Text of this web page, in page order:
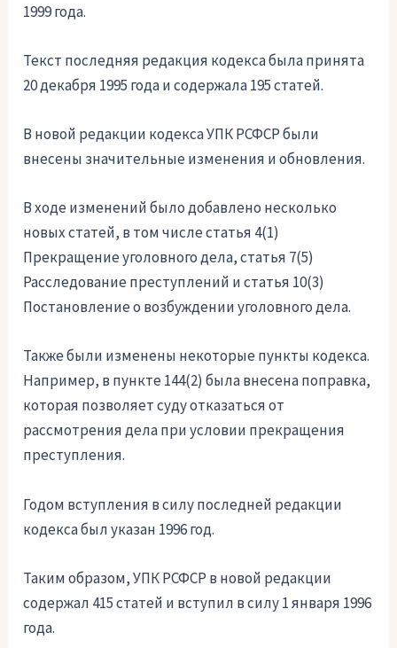
1999 года.
Текст последняя редакция кодекса была принята
20 декабря 1995 года и содержала 195 статей.
В новой редакции кодекса УПК РСФСР были
внесены значительные изменения и обновления.
В ходе изменений было добавлено несколько
новых статей, в том числе статья 4(1)
Прекращение уголовного дела, статья 7(5)
Расследование преступлений и статья 10(3)
Постановление о возбуждении уголовного дела.
Также были изменены некоторые пункты кодекса.
Например, в пункте 144(2) была внесена поправка,
которая позволяет суду отказаться от
рассмотрения дела при условии прекращения
преступления.
Годом вступления в силу последней редакции
кодекса был указан 1996 год.
Таким образом, УПК РСФСР в новой редакции
содержал 415 статей и вступил в силу 1 января 1996
года.